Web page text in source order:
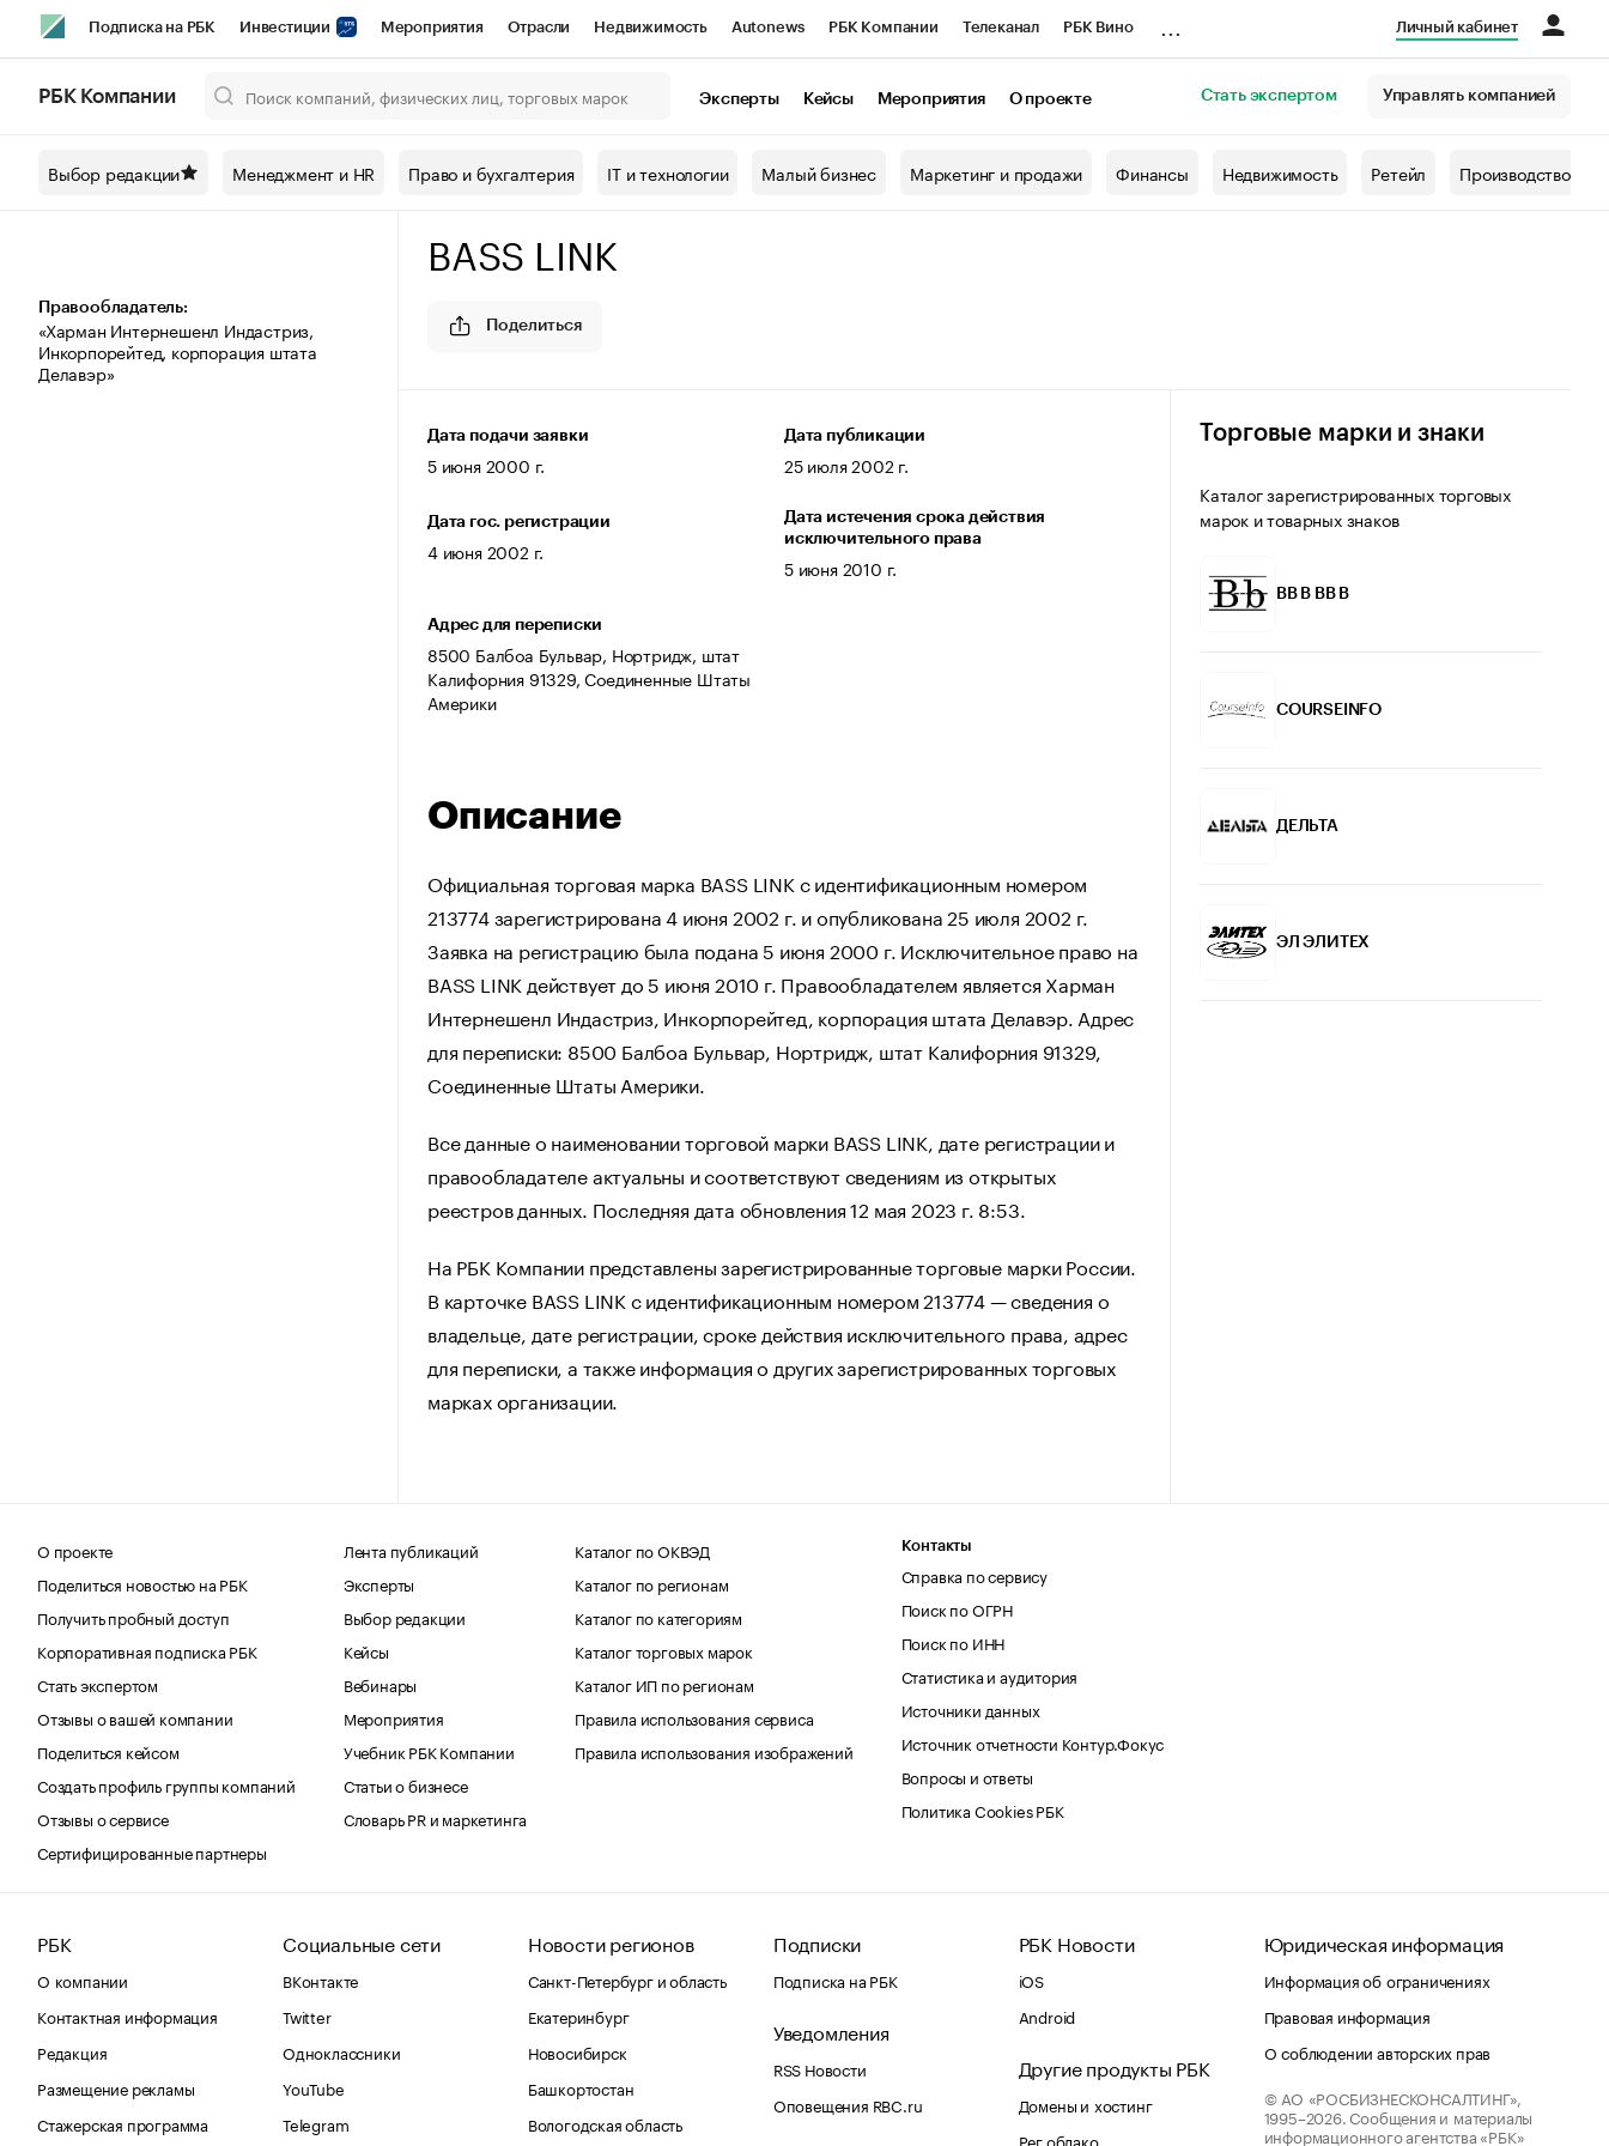
Подписка на РБК Инвестиции Мероприятия Отрасли Недвижимость Autonews РБК Компании Телеканал РБК Вино
Спецпроекты СПб Конференции СПб Спецпроекты Проверка контрагентов
Рынок наличной валюты
Личный кабинет
РБК Компании Эксперты Кейсы Мероприятия О проекте Стать экспертом Управлять компанией
Выбор редакции Менеджмент и HR Право и бухгалтерия IT и технологии Малый бизнес Маркетинг и продажи Финансы Недвижимость Ретейл Производство
Правообладатель:
«Харман Интернешенл Индастриз,
Инкорпорейтед, корпорация штата
Делавэр»
BASS LINK
Поделиться
Дата подачи заявки
5 июня 2000 г.
Дата публикации
25 июля 2002 г.
Дата гос. регистрации
4 июня 2002 г.
Дата истечения срока действия
исключительного права
5 июня 2010 г.
Адрес для переписки
8500 Балбоа Бульвар, Нортридж, штат
Калифорния 91329, Соединенные Штаты
Америки
Описание
Официальная торговая марка BASS LINK с идентификационным номером
213774 зарегистрирована 4 июня 2002 г. и опубликована 25 июля 2002 г.
Заявка на регистрацию была подана 5 июня 2000 г. Исключительное право на
BASS LINK действует до 5 июня 2010 г. Правообладателем является Харман
Интернешенл Индастриз, Инкорпорейтед, корпорация штата Делавэр. Адрес
для переписки: 8500 Балбоа Бульвар, Нортридж, штат Калифорния 91329,
Соединенные Штаты Америки.
Все данные о наименовании торговой марки BASS LINK, дате регистрации и
правообладателе актуальны и соответствуют сведениям из открытых
реестров данных. Последняя дата обновления 12 мая 2023 г. 8:53.
На РБК Компании представлены зарегистрированные торговые марки России.
В карточке BASS LINK с идентификационным номером 213774 — сведения о
владельце, дате регистрации, сроке действия исключительного права, адрес
для переписки, а также информация о других зарегистрированных торговых
марках организации.
Торговые марки и знаки
Каталог зарегистрированных торговых
марок и товарных знаков
BB B ВВ В
COURSEINFO
ДЕЛЬТА
ЭЛ ЭЛИТЕХ
О проекте
Поделиться новостью на РБК
Получить пробный доступ
Корпоративная подписка РБК
Стать экспертом
Отзывы о вашей компании
Поделиться кейсом
Создать профиль группы компаний
Отзывы о сервисе
Сертифицированные партнеры
Лента публикаций
Эксперты
Выбор редакции
Кейсы
Вебинары
Мероприятия
Учебник РБК Компании
Статьи о бизнесе
Словарь PR и маркетинга
Каталог по ОКВЭД
Каталог по регионам
Каталог по категориям
Каталог торговых марок
Каталог ИП по регионам
Правила использования сервиса
Правила использования изображений
Контакты
Справка по сервису
Поиск по ОГРН
Поиск по ИНН
Статистика и аудитория
Источники данных
Источник отчетности Контур.Фокус
Вопросы и ответы
Политика Cookies РБК
РБК
О компании
Контактная информация
Редакция
Размещение рекламы
Стажерская программа
Социальные сети
ВКонтакте
Twitter
Одноклассники
YouTube
Telegram
Новости регионов
Санкт-Петербург и область
Екатеринбург
Новосибирск
Башкортостан
Вологодская область
Подписки
Подписка на РБК
Уведомления
RSS Новости
Оповещения RBC.ru
РБК Новости
iOS
Android
Другие продукты РБК
Домены и хостинг
Рег.облако
Юридическая информация
Информация об ограничениях
Правовая информация
О соблюдении авторских прав
© АО «РОСБИЗНЕСКОНСАЛТИНГ»,
1995–2026. Сообщения и материалы
информационного агентства «РБК»